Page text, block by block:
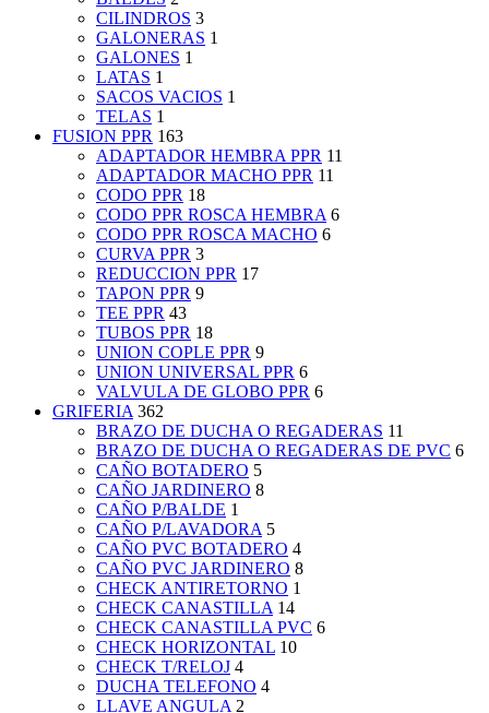
CILINDROS 3
GALONERAS 1
GALONES 1
LATAS 1
SACOS VACIOS 1
TELAS 1
FUSION PPR 163
ADAPTADOR HEMBRA PPR 11
ADAPTADOR MACHO PPR 11
CODO PPR 18
CODO PPR ROSCA HEMBRA 6
CODO PPR ROSCA MACHO 6
CURVA PPR 3
REDUCCION PPR 17
TAPON PPR 9
TEE PPR 43
TUBOS PPR 18
UNION COPLE PPR 9
UNION UNIVERSAL PPR 6
VALVULA DE GLOBO PPR 6
GRIFERIA 362
BRAZO DE DUCHA O REGADERAS 11
BRAZO DE DUCHA O REGADERAS DE PVC 6
CAÑO BOTADERO 5
CAÑO JARDINERO 8
CAÑO P/BALDE 1
CAÑO P/LAVADORA 5
CAÑO PVC BOTADERO 4
CAÑO PVC JARDINERO 8
CHECK ANTIRETORNO 1
CHECK CANASTILLA 14
CHECK CANASTILLA PVC 6
CHECK HORIZONTAL 10
CHECK T/RELOJ 4
DUCHA TELEFONO 4
LLAVE ANGULA 2